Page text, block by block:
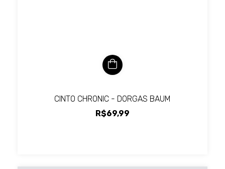
CINTO CHRONIC - DORGAS BAUM
R$69,99